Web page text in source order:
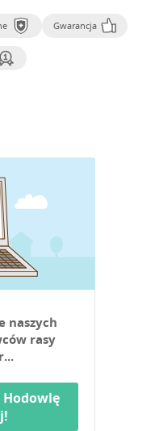
Gwarancja
naszych
rasy